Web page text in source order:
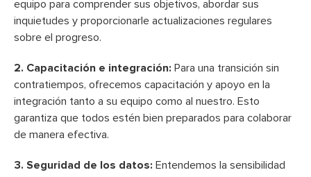
equipo para comprender sus objetivos, abordar sus
inquietudes y proporcionarle actualizaciones regulares
sobre el progreso.
2. Capacitación e integración: Para una transición sin
contratiempos, ofrecemos capacitación y apoyo en la
integración tanto a su equipo como al nuestro. Esto
garantiza que todos estén bien preparados para colaborar
de manera efectiva.
3. Seguridad de los datos: Entendemos la sensibilidad